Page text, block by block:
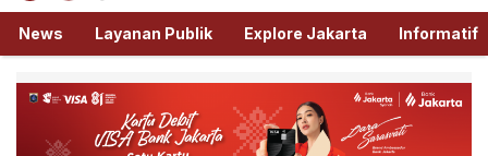
Haijakarta.id
Semua Tentang Jakarta Ada Disini!
News Layanan Publik Explore Jakarta Informatif